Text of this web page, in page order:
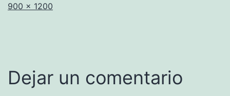
Tamaño
900 × 1200
Dejar un comentario